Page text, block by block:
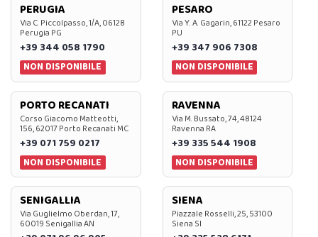
PERUGIA
Via C. Piccolpasso, 1/A, 06128
Perugia PG
+39 344 058 1790
NON DISPONIBILE
PESARO
Via Y. A. Gagarin, 61122 Pesaro
PU
+39 347 906 7308
NON DISPONIBILE
PORTO RECANATI
Corso Giacomo Matteotti,
156, 62017 Porto Recanati MC
+39 071 759 0217
NON DISPONIBILE
RAVENNA
Via M. Bussato, 74, 48124
Ravenna RA
+39 335 544 1908
NON DISPONIBILE
SENIGALLIA
Via Guglielmo Oberdan, 17,
60019 Senigallia AN
SIENA
Piazzale Rosselli, 25, 53100
Siena SI